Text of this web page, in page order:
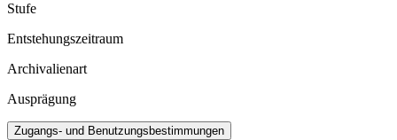
Stufe
Entstehungszeitraum
Archivalienart
Ausprägung
Zugangs- und Benutzungsbestimmungen